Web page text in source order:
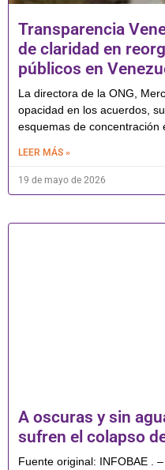
Transparencia
de claridad en
públicos en
La directora de la ONG,
opacidad en los acuerdos,
esquemas de concentración
LEER MÁS »
19 de mayo de 2026
A oscuras y sin
sufren el colapso
Fuente original: INFOBAE .